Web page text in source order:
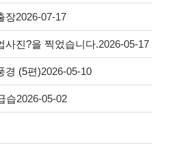
장2026-07-17
사진?을 찍었습니다.2026-05-17
경 (5편)2026-05-10
습2026-05-02